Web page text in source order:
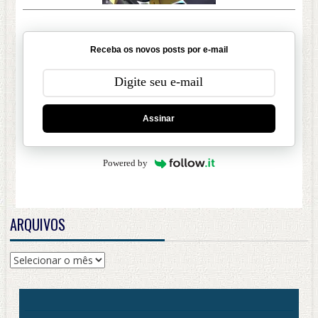
Receba os novos posts por e-mail
Assinar
Powered by
ARQUIVOS
Arquivos